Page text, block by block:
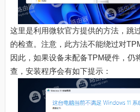
这里是利用微软官方提供的方法，跳
的检查。注意，此方法不能绕过对
因此，如果设备未配备TPM硬件，仍
查，安装程序会有如下提示：